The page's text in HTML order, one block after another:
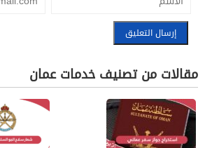
مقالات من تصنيف خدمات عمان